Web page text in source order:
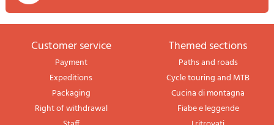
Customer service
Payment
Expeditions
Packaging
Right of withdrawal
themed sections
Paths and roads
Cycle touring and MTB
Cucina di montagna
Fiabe e leggende